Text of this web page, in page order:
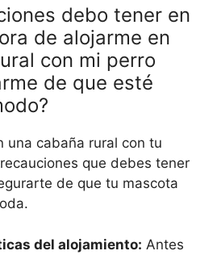
debo tener en
de alojarme en
con mi perro
de que esté
una cabaña rural con tu
que debes tener
de que tu mascota
del alojamiento: Antes